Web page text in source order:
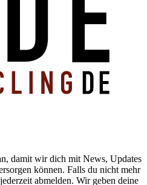
damit wir dich mit News, Updates
können. Falls du nicht mehr
abmelden. Wir geben deine